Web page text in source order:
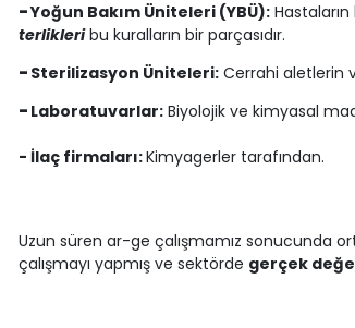
-Yoğun Bakım Üniteleri (YBÜ):Hastaların
terlikleribu kuralların bir parçasıdır.
- Sterilizasyon Üniteleri:Cerrahi aletlerin
- Laboratuvarlar:Biyolojik ve kimyasal
- İlaç firmaları:Kimyagerler tarafından.
Uzun süren ar-ge çalışmamız sonucunda
çalışmayı yapmış ve sektörde gerçek